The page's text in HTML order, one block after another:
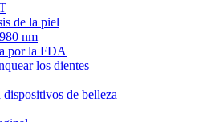
de la piel
nm
por la FDA
los dientes
de belleza